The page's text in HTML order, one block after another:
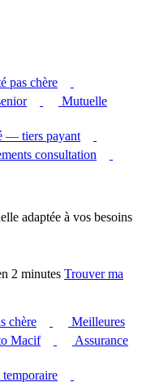
pas chère
Mutuelle
— tiers payant
consultation
adaptée à vos besoins
2 minutes Trouver ma
chère
Meilleures
Macif
Assurance
temporaire